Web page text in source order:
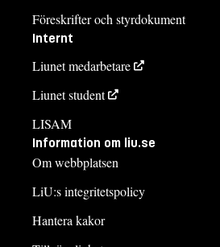
Föreskrifter och styrdokument
Internt
Liunet medarbetare
Liunet student
LISAM
Information om liu.se
Om webbplatsen
LiU:s integritetspolicy
Hantera kakor